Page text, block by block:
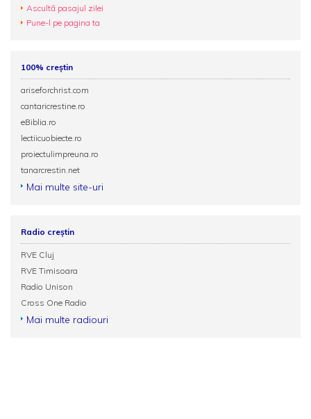
Ascultă pasajul zilei
Pune-l pe pagina ta
100% creștin
ariseforchrist.com
cantaricrestine.ro
eBiblia.ro
lectiicuobiecte.ro
proiectulimpreuna.ro
tanarcrestin.net
Mai multe site-uri
Radio creștin
RVE Cluj
RVE Timisoara
Radio Unison
Cross One Radio
Mai multe radiouri